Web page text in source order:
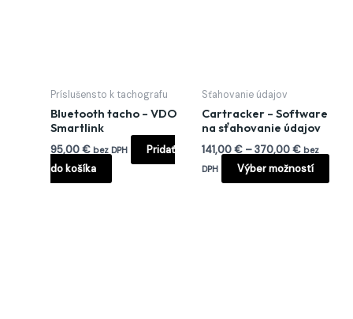
Príslušensto k tachografu
Bluetooth tacho – VDO
Smartlink
95,00€ bez DPH
Pridať
do košíka
Sťahovanie údajov
Cartracker – Software
na sťahovanie údajov
141,00€ –370,00€ bez
DPH
Výber možností